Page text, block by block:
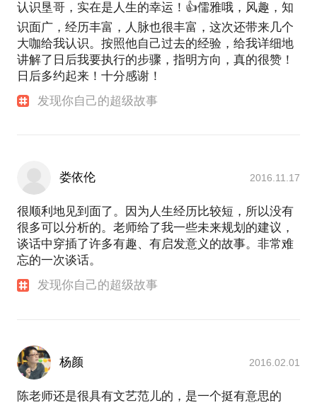
认识垦哥，实在是人生的幸运！👍儒雅哦，风趣，知
识面广，经历丰富，人脉也很丰富，这次还带来几个
大咖给我认识。按照他自己过去的经验，给我详细地
讲解了日后我要执行的步骤，指明方向，真的很赞！
日后多约起来！十分感谢！
发现你自己的超级故事
娄依伦 2016.11.17
很顺利地见到面了。因为人生经历比较短，所以没有
很多可以分析的。老师给了我一些未来规划的建议，
谈话中穿插了许多有趣、有启发意义的故事。非常难
忘的一次谈话。
发现你自己的超级故事
杨颜 2016.02.01
陈老师还是很具有文艺范儿的，是一个挺有意思的